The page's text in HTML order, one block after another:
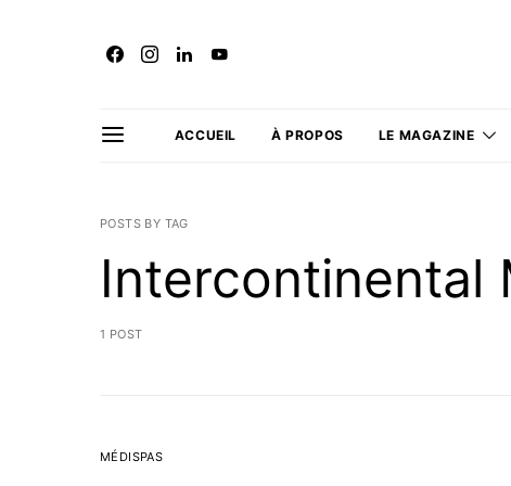
ACCUEIL À PROPOS LE MAGAZINE
POSTS BY TAG
Intercontinental
1 POST
MÉDISPAS